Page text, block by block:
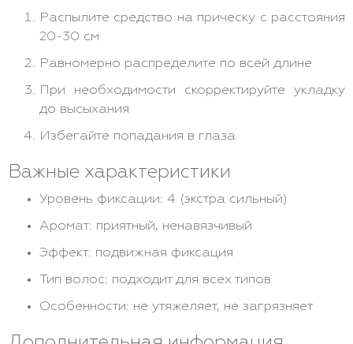
Распылите средство на прическу с расстояния
20-30 см
Равномерно распределите по всей длине
При необходимости скорректируйте укладку
до высыхания
Избегайте попадания в глаза
Важные характеристики
Уровень фиксации: 4 (экстра сильный)
Аромат: приятный, ненавязчивый
Эффект: подвижная фиксация
Тип волос: подходит для всех типов
Особенности: не утяжеляет, не загрязняет